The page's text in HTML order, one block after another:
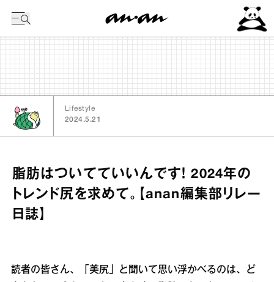
Lifestyle
2024.5.21
脂肪はついてていいんです！ 2024年の
トレンド尻を求めて。【anan編集部リレー
日誌】
読者の皆さん、「美尻」と聞いて思い浮かべるのは、ど